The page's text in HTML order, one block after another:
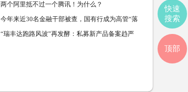
两个阿里抵不过一个腾讯！为什么？
今年来近30名金融干部被查，国有行成为高管“落
马坡”
“瑞丰达跑路风波”再发酵：私募新产品备案趋严
快速
搜索
顶部